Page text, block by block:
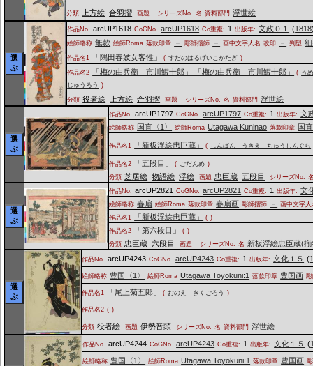
分類 上方絵 合羽摺 画題 シリーズNo. 名 資料部門 浮世絵
選
ぶ
作品No. arcUP1618 CoGNo. arcUP1618 Co重複: 1 出版年: 文政０１ (1818
絵師略称 無款 絵師Roma 落款印章 － 彫師摺師 － 画中文字人名 改印 － 判型
作品名1 「隅田春妓女客性」 ( すだのはるげいこかたぎ )
作品名2 「梅の由兵衛 市川鰕十郎」 「梅の由兵衛 市川鰕十郎」 ( う
じゅうろう
)
分類 役者絵 上方絵 合羽摺 画題 シリーズNo. 名 資料部門 浮世絵
選
ぶ
作品No. arcUP1797 CoGNo. arcUP1797 Co重複: 1 出版年: 文
絵師略称 国直〈1〉 絵師Roma Utagawa Kuninao 落款印章 国
作品名1 「新板浮絵忠臣蔵」 ( しんぱん うきえ ちゅうしんぐら
作品名2 「五段目」 ( ごだんめ )
分類 芝居絵 物語絵 浮絵 画題 忠臣蔵 五段目 シリーズNo.
選
ぶ
作品No. arcUP2821 CoGNo. arcUP2821 Co重複: 1 出版年: 文
絵師略称 春扇 絵師Roma 落款印章 春扇画 彫師摺師 －
画中文字人
作品名1
「新板浮絵忠臣蔵」 ( )
作品名2
「第六段目」 ( )
分類 忠臣蔵 六段目 画題 シリーズNo. 名 新板浮絵忠臣蔵(
選
ぶ
作品No. arcUP4243 CoGNo. arcUP4243 Co重複: 1 出版年: 文化１５ (
絵師略称 豊国〈1〉 絵師Roma Utagawa Toyokuni:1 落款印章 豊国画
作品名1 「尾上菊五郎」 ( おのえ きくごろう )
作品名2 ( )
分類 役者絵 画題 伊勢音頭 シリーズNo. 名 資料部門 浮世絵
作品No. arcUP4244 CoGNo. arcUP4243 Co重複: 1 出版年: 文化１５ (
絵師略称 豊国〈1〉 絵師Roma Utagawa Toyokuni:1 落款印章 豊国画